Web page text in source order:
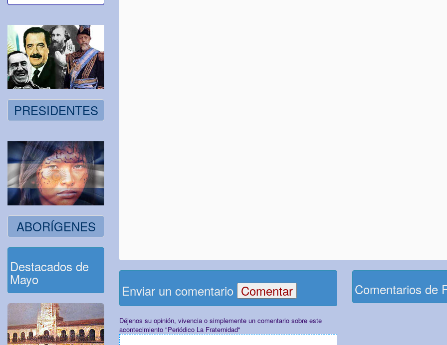
PRESIDENTES
ABORÍGENES
Destacados de
Mayo
Enviar un comentario
Déjenos su opinión, vivencia o simplemente un comentario sobre este
acontecimiento "Periódico La Fraternidad"
Comentarios de